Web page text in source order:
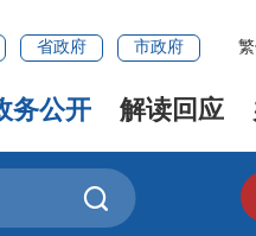
省政府 市政府
务公开 解读回应
